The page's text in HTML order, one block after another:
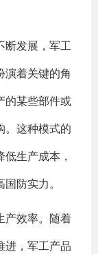
断发展，军工
演着关键的角
的某些部件或
。这种模式的
生产成本，
防实力。
产效率。随着
进，军工产品